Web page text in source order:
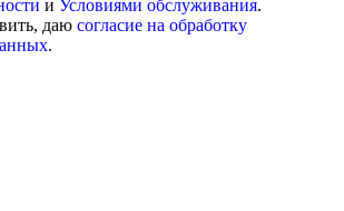
и Условиями обслуживания.
даю согласие на обработку
.